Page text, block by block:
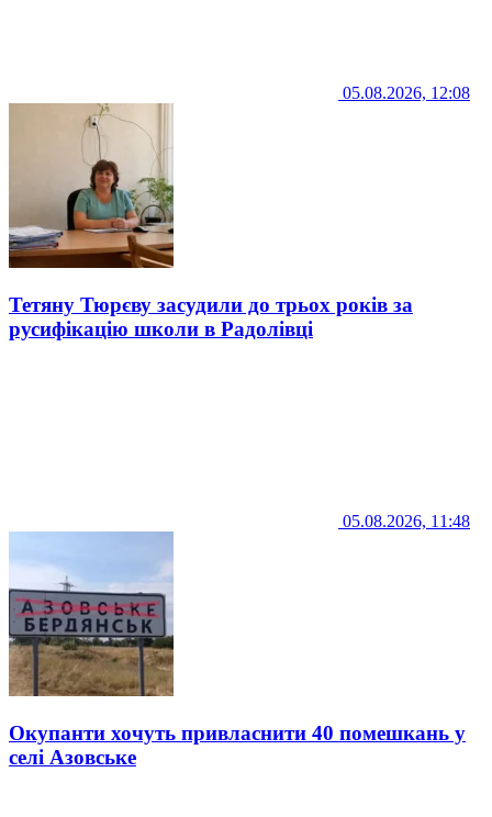
05.08.2026, 12:08
Тетяну Тюрєву засудили до трьох років за
русифікацію школи в Радолівці
05.08.2026, 11:48
Окупанти хочуть привласнити 40 помешкань у
селі Азовське